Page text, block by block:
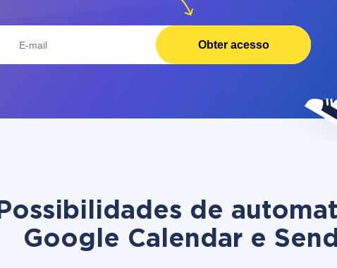
Obter acesso
Possibilidades de
Google Calendar e